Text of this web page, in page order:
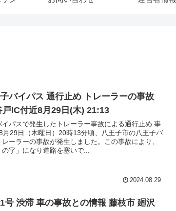
子バイパス 通行止め トレーラーの事故
戸IC付近8月29日(木) 21:13
イパスで発生したトレーラー事故による通行止め 事
月29日（木曜日）20時13分頃、八王子市の八王子バ
ーラーの事故が発生しました。この事故により、
字」になり道路を塞いで...
2024.08.29
1号 渋滞 車の事故との情報 藤枝市 廻沢